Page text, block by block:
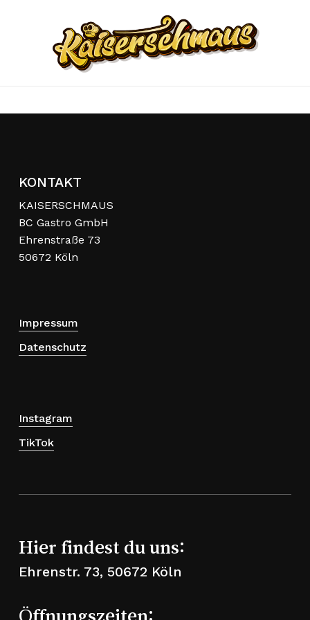
KONTAKT
KAISERSCHMAUS
BC Gastro GmbH
Ehrenstraße 73
50672 Köln
Impressum
Datenschutz
Instagram
TikTok
Hier findest du uns:
Ehrenstr. 73, 50672 Köln
Öffnungszeiten: